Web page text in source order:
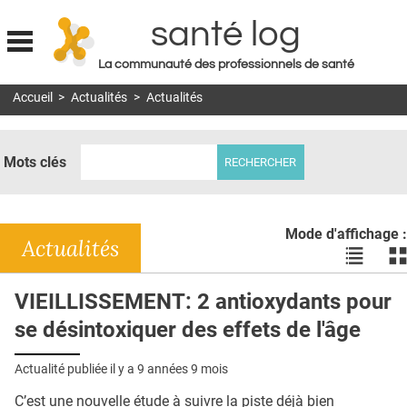
Jump to navigation
santé log
La communauté des professionnels de santé
MON COMPTE
DOSSIERS
RÉSEAUX
E-REVUE SAD
Accueil > Actualités > Actualités
Mots clés
Mode d'affichage :
Voir
les
en
liste
les
Actualités
VIEILLISSEMENT: 2 antioxydants pour
se désintoxiquer des effets de l'âge
Actualité publiée il y a 9 années 9 mois
C’est une nouvelle étude à suivre la piste déjà bien